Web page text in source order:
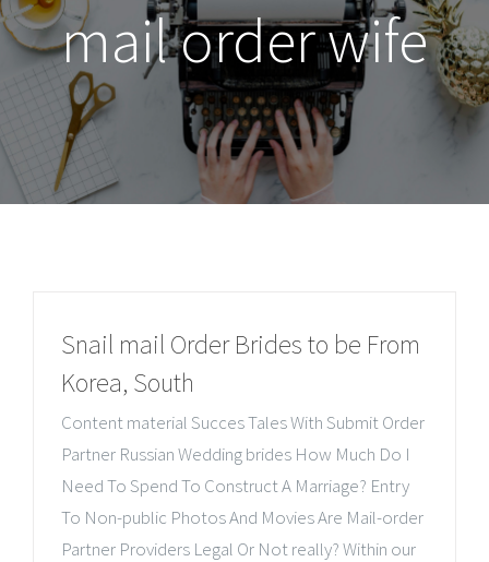
mail order wife
Snail mail Order Brides to be From
Korea, South
Content material Succes Tales With Submit Order
Partner Russian Wedding brides How Much Do I
Need To Spend To Construct A Marriage? Entry
To Non-public Photos And Movies Are Mail-order
Partner Providers Legal Or Not really? Within our